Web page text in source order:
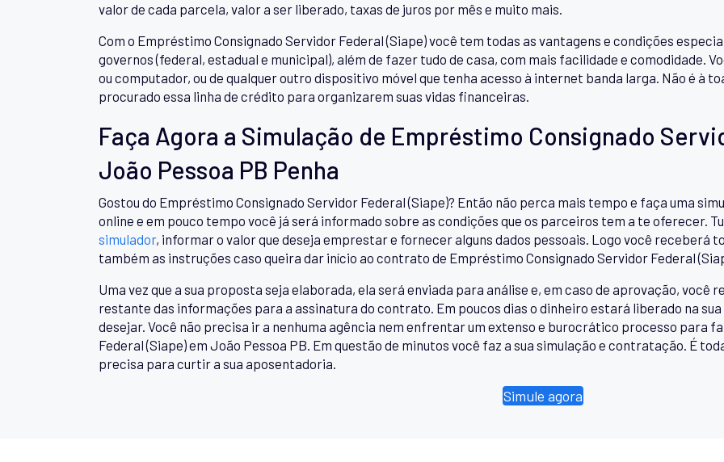
valor de cada parcela, valor a ser liberado, taxas de juros por mês e muito mais.
Com o Empréstimo Consignado Servidor Federal (Siape) você tem todas as vantagens e condições
governos (federal, estadual e municipal), além de fazer tudo de casa, com mais facilidade e comodidade.
ou computador, ou de qualquer outro dispositivo móvel que tenha acesso à internet banda larga. Não é à
procurado essa linha de crédito para organizarem suas vidas financeiras.
Faça Agora a Simulação de Empréstimo Consignado
João Pessoa PB Penha
Gostou do Empréstimo Consignado Servidor Federal (Siape)? Então não perca mais tempo e faça uma
online e em pouco tempo você já será informado sobre as condições que os parceiros tem a te oferecer.
simulador, informar o valor que deseja emprestar e fornecer alguns dados pessoais. Logo você receberá
também as instruções caso queira dar início ao contrato de Empréstimo Consignado Servidor Federal
Uma vez que a sua proposta seja elaborada, ela será enviada para análise e, em caso de aprovação, você
restante das informações para a assinatura do contrato. Em poucos dias o dinheiro estará liberado na
desejar. Você não precisa ir a nenhuma agência nem enfrentar um extenso e burocrático processo para
Federal (Siape) em João Pessoa PB. Em questão de minutos você faz a sua simulação e contratação. É
precisa para curtir a sua aposentadoria.
Simule agora